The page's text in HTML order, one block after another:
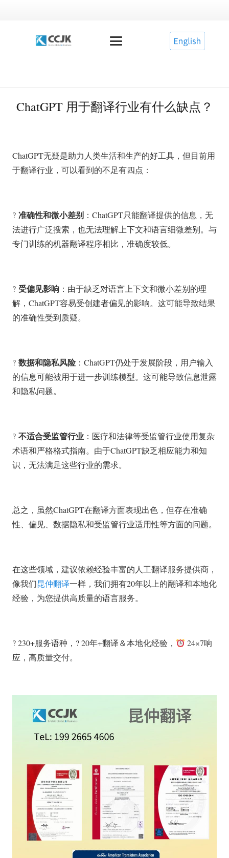
ChatGPT 用于翻译行业有什么缺点？
ChatGPT无疑是助力人类生活和生产的好工具，但目前用
于翻译行业，可以看到的不足有四点：
? 准确性和微小差别 ：ChatGPT只能翻译提供的信息，无
法进行广泛搜索，也无法理解上下文和语言细微差别。与
专门训练的机器翻译程序相比，准确度较低。
? 受偏见影响 ：由于缺乏对语言上下文和微小差别的理
解，ChatGPT容易受创建者偏见的影响。这可能导致结果
的准确性受到质疑。
? 数据和隐私风险：ChatGPT仍处于发展阶段，用户输入
的信息可能被用于进一步训练模型。这可能导致信息泄露
和隐私问题。
? 不适合受监管行业 ：医疗和法律等受监管行业使用复杂
术语和严格格式指南。由于ChatGPT缺乏相应能力和知
识，无法满足这些行业的需求。
总之，虽然ChatGPT在翻译方面表现出色，但存在准确
性、偏见、数据隐私和受监管行业适用性等方面的问题。
在这些领域，建议依赖经验丰富的人工翻译服务提供商，
像我们昆仲翻译一样，我们拥有20年以上的翻译和本地化
经验，为您提供高质量的语言服务。
? 230+服务语种，? 20年+翻译＆本地化经验，
24×7响
应，高质量交付。